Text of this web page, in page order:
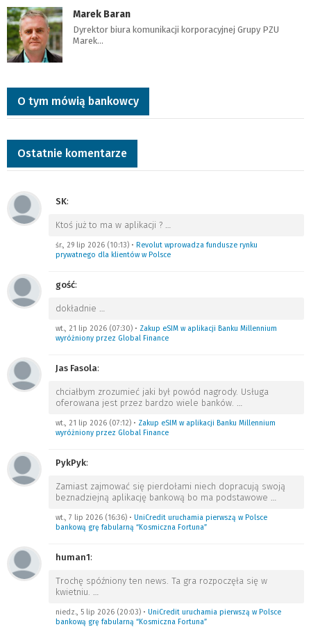
Marek Baran
Dyrektor biura komunikacji korporacyjnej Grupy PZU
Marek…
O tym mówią bankowcy
Ostatnie komentarze
SK:
Ktoś już to ma w aplikacji ? …
śr., 29 lip 2026 (10:13) • Revolut wprowadza fundusze rynku
prywatnego dla klientów w Polsce
gość:
dokładnie …
wt., 21 lip 2026 (07:30) • Zakup eSIM w aplikacji Banku Millennium
wyróżniony przez Global Finance
Jas Fasola:
chciałbym zrozumieć jaki był powód nagrody. Usługa
oferowana jest przez bardzo wiele banków. …
wt., 21 lip 2026 (07:12) • Zakup eSIM w aplikacji Banku Millennium
wyróżniony przez Global Finance
PykPyk:
Zamiast zajmować się pierdołami niech dopracują swoją
beznadziejną aplikację bankową bo ma podstawowe …
wt., 7 lip 2026 (16:36) • UniCredit uruchamia pierwszą w Polsce
bankową grę fabularną “Kosmiczna Fortuna”
human1:
Trochę spóźniony ten news. Ta gra rozpoczęła się w
kwietniu. …
niedz., 5 lip 2026 (20:03) • UniCredit uruchamia pierwszą w Polsce
bankową grę fabularną “Kosmiczna Fortuna”